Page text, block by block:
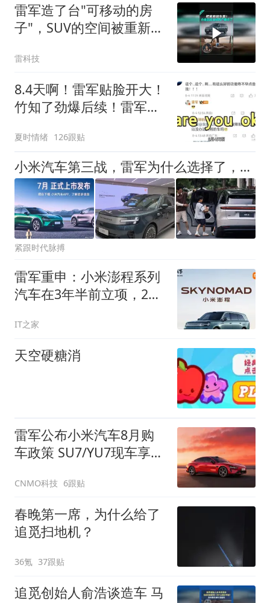
雷军造了台"可移动的房
子"，SUV的空间被重新定
雷科技
8.4天啊！雷军贴脸开大！
竹知了劲爆后续！雷军真
夏时情绪 126跟贴
小米汽车第三战，雷军为什么选择了，争议最大的增程车？
紧跟时代脉搏
雷军重申：小米澎程系列
汽车在3年半前立项，2年
IT之家
天空硬糖消
雷军公布小米汽车8月购
车政策 SU7/YU7现车享3
CNMO科技 6跟贴
春晚第一席，为什么给了
追觅扫地机？
36氪 37跟贴
追觅创始人俞浩谈造车 马